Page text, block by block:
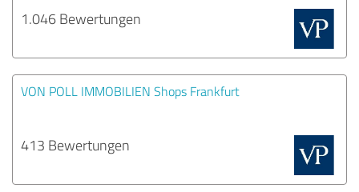
1.046 Bewertungen
VON POLL IMMOBILIEN Shops Frankfurt
413 Bewertungen